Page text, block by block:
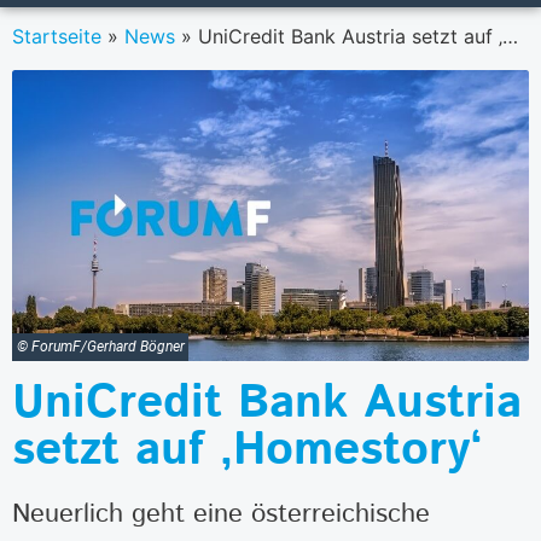
Startseite » News » UniCredit Bank Austria setzt auf ‚Homestory‘
© ForumF/Gerhard Bögner
UniCredit Bank Austria
setzt auf ‚Homestory‘
Neuerlich geht eine österreichische